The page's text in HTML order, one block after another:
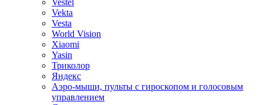
Vestel
Vekta
Vesta
World Vision
Xiaomi
Yasin
Триколор
Яндекс
Аэро-мыши, пульты с гироскопом и голосовым
управлением